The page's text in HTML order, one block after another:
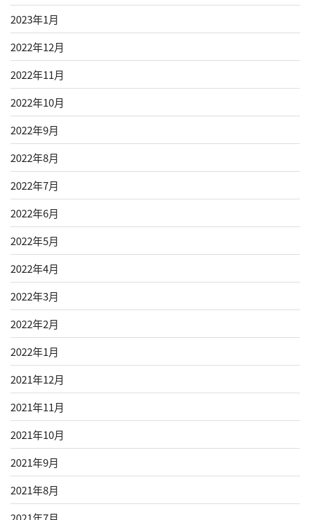
2023年1月
2022年12月
2022年11月
2022年10月
2022年9月
2022年8月
2022年7月
2022年6月
2022年5月
2022年4月
2022年3月
2022年2月
2022年1月
2021年12月
2021年11月
2021年10月
2021年9月
2021年8月